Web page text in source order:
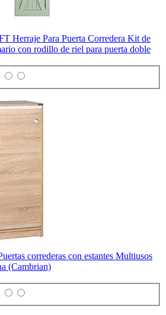
Herraje Para Puerta Corredera Kit de
con rodillo de riel para puerta doble
correderas con estantes Multiusos
(Cambrian)